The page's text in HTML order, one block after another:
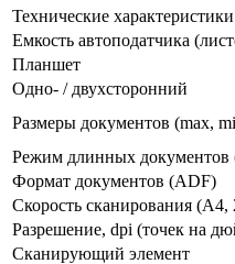
Технические характеристики
Емкость автоподатчика
Планшет
Одно- / двухсторонний
Размеры документов (max,
Режим длинных документов
Формат документов (ADF)
Скорость сканирования (А4,
Разрешение, dpi (точек на
Сканирующий элемент